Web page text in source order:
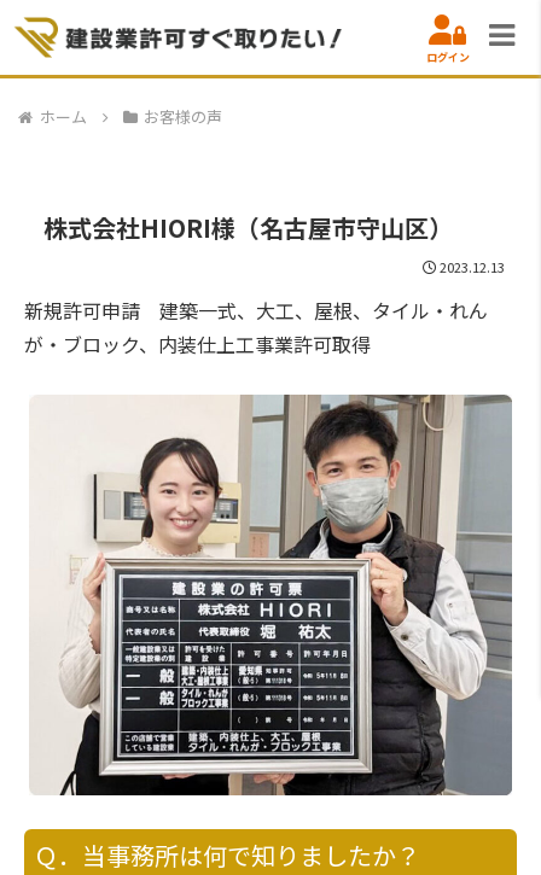
ログイン
ホーム お客様の声
株式会社HIORI様（名古屋市守山区）
2023.12.13
新規許可申請 建築一式、大工、屋根、タイル・れん
が・ブロック、内装仕上工事業許可取得
Ｑ．当事務所は何で知りましたか？